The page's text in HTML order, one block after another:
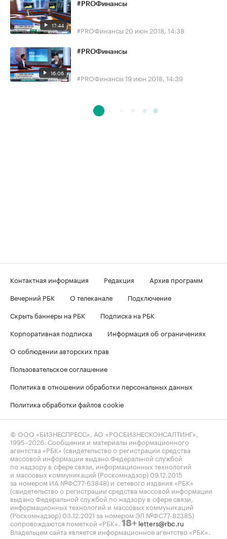
17:44
#PROФинансы
#PROФинансы 20 июн 2018, 14:38
16:06
#PROФинансы
#PROФинансы 19 июн 2018, 14:39
Контактная информация Редакция
Архив программ
Вечерний РБК
О телеканале
Подключение
Скрыть баннеры на РБК
Подписка на РБК
Корпоративная подписка
Информация об ограничениях
О соблюдении авторских прав
Пользовательское соглашение
Политика в отношении обработки персональных данных
Политика обработки файлов cookie
© ООО «БИЗНЕСПРЕСС», АО «РОСБИЗНЕСКОНСАЛТИНГ»,
1995–2026 . Сообщения и материалы информационного
агентства «РБК» (свидетельство о регистрации средства
массовой информации выдано Федеральной службой
по надзору в сфере связи, информационных технологий
и массовых коммуникаций (Роскомнадзор) 09.12.2015
за номером ИА №ФС77-63848) и сетевого издания «РБК»
(свидетельство о регистрации средства массовой информации
выдано Федеральной службой по надзору в сфере связи,
информационных технологий и массовых коммуникаций
(Роскомнадзор) 03.12.2021 за номером ЭЛ №ФС77-82385)
сопровождаются пометкой «РБК». 18+ letters@rbc.ru
Владельцем сайта является информационное агентство «РБК».